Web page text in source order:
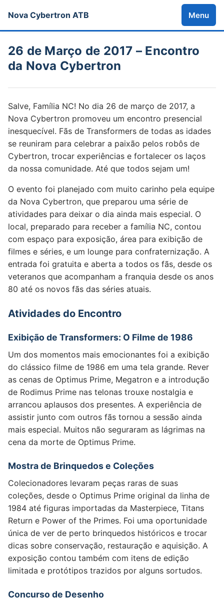
Nova Cybertron ATB Menu
26 de Março de 2017 – Encontro
da Nova Cybertron
Salve, Família NC! No dia 26 de março de 2017, a
Nova Cybertron promoveu um encontro presencial
inesquecível. Fãs de Transformers de todas as idades
se reuniram para celebrar a paixão pelos robôs de
Cybertron, trocar experiências e fortalecer os laços
da nossa comunidade. Até que todos sejam um!
O evento foi planejado com muito carinho pela equipe
da Nova Cybertron, que preparou uma série de
atividades para deixar o dia ainda mais especial. O
local, preparado para receber a família NC, contou
com espaço para exposição, área para exibição de
filmes e séries, e um lounge para confraternização. A
entrada foi gratuita e aberta a todos os fãs, desde os
veteranos que acompanham a franquia desde os anos
80 até os novos fãs das séries atuais.
Atividades do Encontro
Exibição de Transformers: O Filme de 1986
Um dos momentos mais emocionantes foi a exibição
do clássico filme de 1986 em uma tela grande. Rever
as cenas de Optimus Prime, Megatron e a introdução
de Rodimus Prime nas telonas trouxe nostalgia e
arrancou aplausos dos presentes. A experiência de
assistir junto com outros fãs tornou a sessão ainda
mais especial. Muitos não seguraram as lágrimas na
cena da morte de Optimus Prime.
Mostra de Brinquedos e Coleções
Colecionadores levaram peças raras de suas
coleções, desde o Optimus Prime original da linha de
1984 até figuras importadas da Masterpiece, Titans
Return e Power of the Primes. Foi uma oportunidade
única de ver de perto brinquedos históricos e trocar
dicas sobre conservação, restauração e aquisição. A
exposição contou também com itens de edição
limitada e protótipos trazidos por alguns sortudos.
Concurso de Desenho